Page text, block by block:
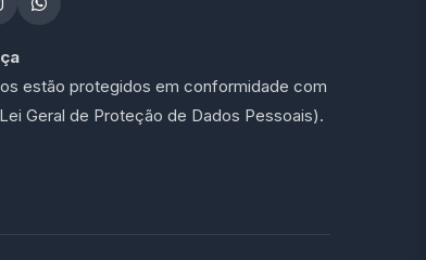
estão protegidos em conformidade com
Geral de Proteção de Dados Pessoais).